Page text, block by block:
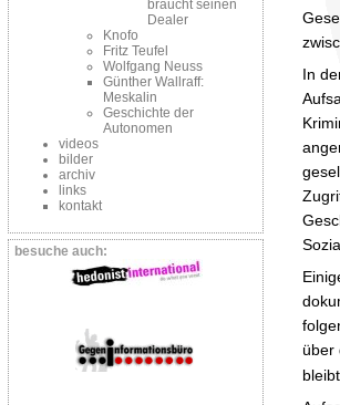
braucht seinen
Dealer
Knofo
Fritz Teufel
Wolfgang Neuss
Günther Wallraff:
Meskalin
Geschichte der
Autonomen
videos
bilder
archiv
links
kontakt
besuche auch:
In
über